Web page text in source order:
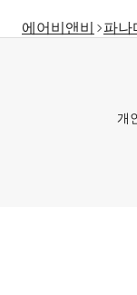
에어비앤비 파나
개